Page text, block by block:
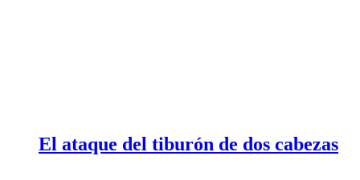
El ataque del tiburón de dos cabezas